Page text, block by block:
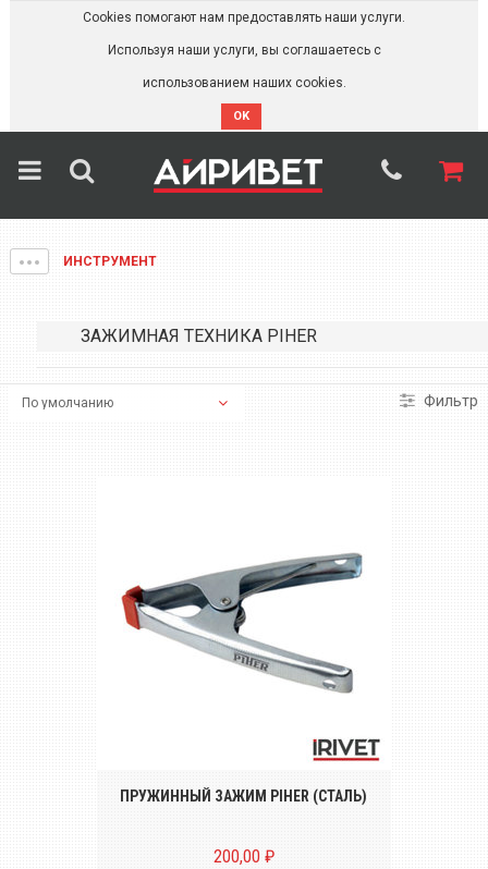
Cookies помогают нам предоставлять наши услуги.
Используя наши услуги, вы соглашаетесь с
использованием наших cookies.
OK
ИНСТРУМЕНТ
ЗАЖИМНАЯ ТЕХНИКА PIHER
Фильтр
ПРУЖИННЫЙ ЗАЖИМ PIHER (СТАЛЬ)
200,00 ₽